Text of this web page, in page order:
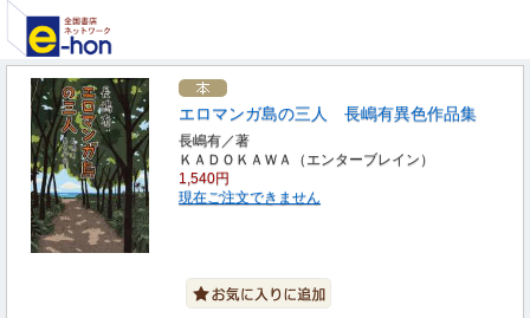
エロマンガ島の三人 長嶋有異色作品集
長嶋有／著
ＫＡＤＯＫＡＷＡ（エンターブレイン）
1,540円
現在ご注文できません